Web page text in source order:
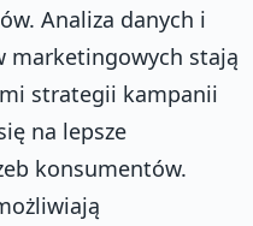
Analiza danych i
marketingowych stają
strategii kampanii
na lepsze
konsumentów.